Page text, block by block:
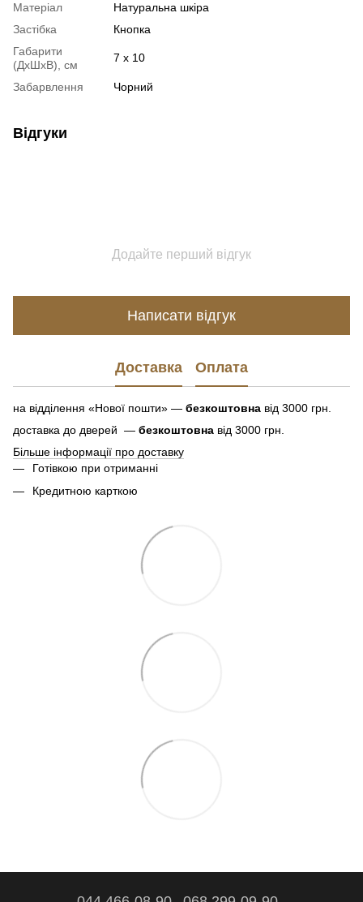
Матеріал
Натуральна шкіра
Застібка
Кнопка
Габарити
(ДхШхВ), см
7 x 10
Забарвлення Чорний
Відгуки
Додайте перший відгук
Написати відгук
Доставка Оплата
на відділення «Нової пошти» — безкоштовна від 3000 грн.
доставка до дверей — безкоштовна від 3000 грн.
Більше інформації про доставку
Готівкою при отриманні
Кредитною карткою